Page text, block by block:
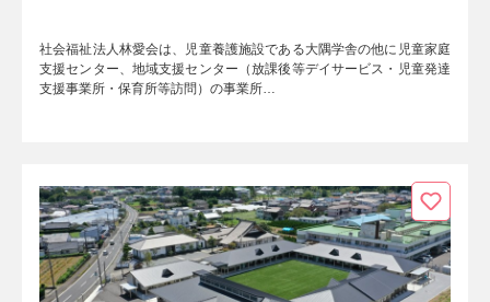
社会福祉法人林愛会は、児童養護施設である大隅学舎の他に児童家庭
支援センター、地域支援センター（放課後等デイサービス・児童発達
支援事業所・保育所等訪問）の事業所…